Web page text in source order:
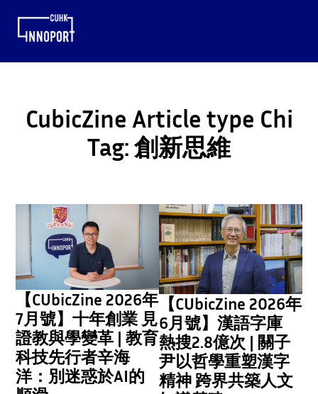
CubicZine Article type Chi
Tag:創新思維
【CUbicZine 2026年
7月號】十年創業 見
證教與學變革 | 教育
科技先行者辛海
洋：別迷惑於AI的
【CUbicZine 2026年
6月號】漢語字庫
熱搜2.8億次 | 關子
尹以哲學重塑漢字
精神 跨界共築人文